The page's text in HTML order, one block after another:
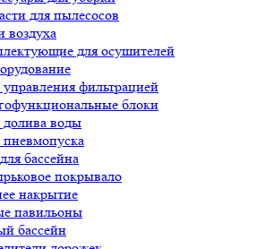
для пылесосов
воздуха
для осушителей
фильтрацией
блоки
долива воды
пневмопуска
бассейна
покрывало
накрытие
павильоны
бассейн